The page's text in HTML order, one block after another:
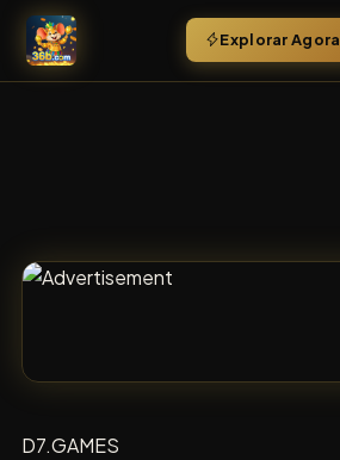
Explorar Agora
D7.GAMES